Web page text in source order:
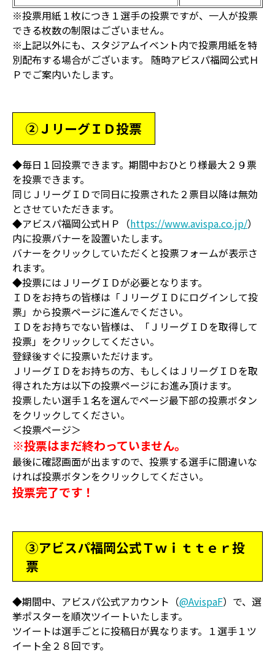
※投票用紙１枚につき１選手の投票ですが、一人が投票
できる枚数の制限はございません。
※上記以外にも、スタジアムイベント内で投票用紙を特
別配布する場合がございます。 随時アビスパ福岡公式Ｈ
Ｐでご案内いたします。
②ＪリーグＩＤ投票
◆毎日１回投票できます。期間中おひとり様最大２９票
を投票できます。
同じＪリーグＩＤで同日に投票された２票目以降は無効
とさせていただきます。
◆アビスパ福岡公式ＨＰ（https://www.avispa.co.jp/）
内に投票バナーを設置いたします。
バナーをクリックしていただくと投票フォームが表示さ
れます。
◆投票にはＪリーグＩＤが必要となります。
ＩＤをお持ちの皆様は「ＪリーグＩＤにログインして投
票」から投票ページに進んでください。
ＩＤをお持ちでない皆様は、「ＪリーグＩＤを取得して
投票」をクリックしてください。
登録後すぐに投票いただけます。
ＪリーグＩＤをお持ちの方、もしくはＪリーグＩＤを取
得された方は以下の投票ページにお進み頂けます。
投票したい選手１名を選んでページ最下部の投票ボタン
をクリックしてください。
＜投票ページ＞
※投票はまだ終わっていません。
最後に確認画面が出ますので、投票する選手に間違いな
ければ投票ボタンをクリックしてください。
投票完了です！
③アビスパ福岡公式Ｔｗｉｔｔｅｒ投
票
◆期間中、アビスパ公式アカウント（@AvispaF）で、選
挙ポスターを順次ツイートいたします。
ツイートは選手ごとに投稿日が異なります。１選手１ツ
イート全２８回です。